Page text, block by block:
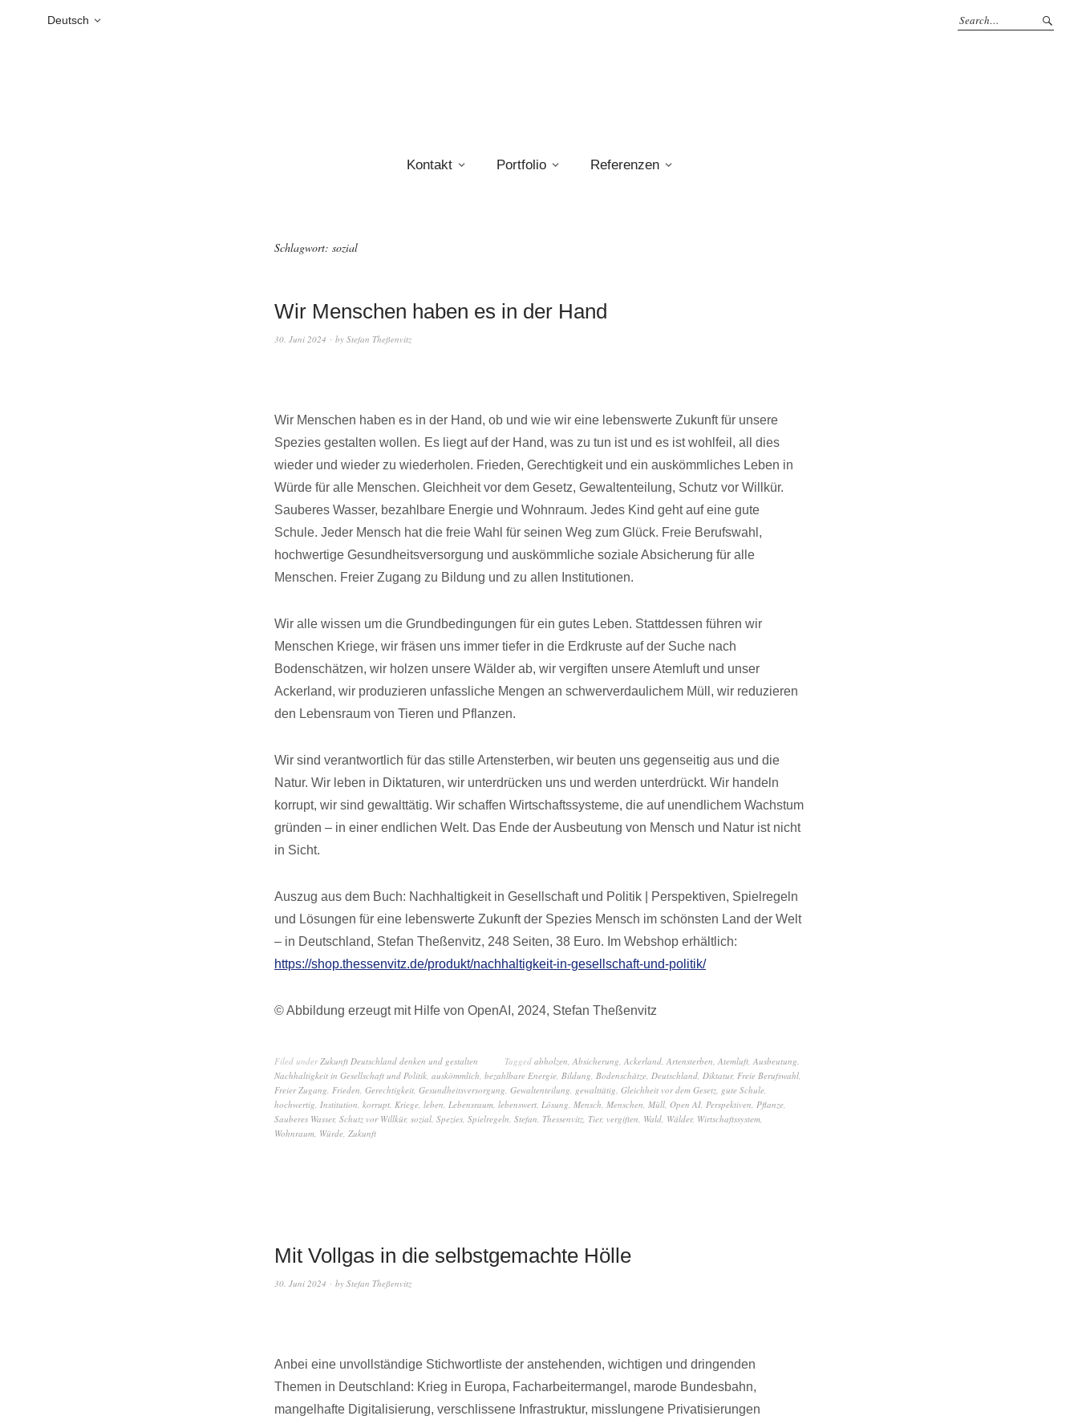
Deutsch
Kontakt Portfolio Referenzen
Schlagwort: sozial
Wir Menschen haben es in der Hand
30. Juni 2024 by Stefan Theßenvitz
Wir Menschen haben es in der Hand, ob und wie wir eine lebenswerte Zukunft für unsere
Spezies gestalten wollen. Es liegt auf der Hand, was zu tun ist und es ist wohlfeil, all dies
wieder und wieder zu wiederholen. Frieden, Gerechtigkeit und ein auskömmliches Leben in
Würde für alle Menschen. Gleichheit vor dem Gesetz, Gewaltenteilung, Schutz vor Willkür.
Sauberes Wasser, bezahlbare Energie und Wohnraum. Jedes Kind geht auf eine gute
Schule. Jeder Mensch hat die freie Wahl für seinen Weg zum Glück. Freie Berufswahl,
hochwertige Gesundheitsversorgung und auskömmliche soziale Absicherung für alle
Menschen. Freier Zugang zu Bildung und zu allen Institutionen.
Wir alle wissen um die Grundbedingungen für ein gutes Leben. Stattdessen führen wir
Menschen Kriege, wir fräsen uns immer tiefer in die Erdkruste auf der Suche nach
Bodenschätzen, wir holzen unsere Wälder ab, wir vergiften unsere Atemluft und unser
Ackerland, wir produzieren unfassliche Mengen an schwerverdaulichem Müll, wir reduzieren
den Lebensraum von Tieren und Pflanzen.
Wir sind verantwortlich für das stille Artensterben, wir beuten uns gegenseitig aus und die
Natur. Wir leben in Diktaturen, wir unterdrücken uns und werden unterdrückt. Wir handeln
korrupt, wir sind gewalttätig. Wir schaffen Wirtschaftssysteme, die auf unendlichem Wachstum
gründen – in einer endlichen Welt. Das Ende der Ausbeutung von Mensch und Natur ist nicht
in Sicht.
Auszug aus dem Buch: Nachhaltigkeit in Gesellschaft und Politik | Perspektiven, Spielregeln
und Lösungen für eine lebenswerte Zukunft der Spezies Mensch im schönsten Land der Welt
– in Deutschland, Stefan Theßenvitz, 248 Seiten, 38 Euro. Im Webshop erhältlich:
https://shop.thessenvitz.de/produkt/nachhaltigkeit-in-gesellschaft-und-politik/
© Abbildung erzeugt mit Hilfe von OpenAI, 2024, Stefan Theßenvitz
Filed underZukunft Deutschland denken und gestalten Tagged abholzen, Absicherung, Ackerland, Artensterben, Atemluft, Ausbeutung.
Nachhaltigkeit in Gesellschaft und Politik, auskömmlich, bezahlbare Energie, Bildung, Bodenschätze, Deutschland, Diktatur, Freie Berufswahl,
Freier Zugang, Frieden, Gerechtigkeit, Gesundheitsversorgung, Gewaltenteilung, gewalttätig, Gleichheit vor dem Gesetz, gute Schule,
hochwertig, Institution, korrupt, Kriege, leben, Lebensraum, lebenswert, Lösung, Mensch, Menschen, Müll, Open AI, Perspektiven, Pflanze,
Sauberes Wasser, Schutz vor Willkür, sozial, Spezies, Spielregeln, Stefan, Thessenvitz, Tier, vergiften, Wald, Wälder, Wirtschaftssystem,
Wohnraum, Würde, Zukunft
Mit Vollgas in die selbstgemachte Hölle
30. Juni 2024 by Stefan Theßenvitz
Anbei eine unvollständige Stichwortliste der anstehenden, wichtigen und dringenden
Themen in Deutschland: Krieg in Europa, Facharbeitermangel, marode Bundesbahn,
mangelhafte Digitalisierung, verschlissene Infrastruktur, misslungene Privatisierungen